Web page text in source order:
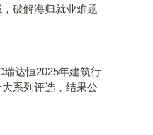
破解海归就业难题
瑞达恒2025年建筑行
大系列评选，结果公